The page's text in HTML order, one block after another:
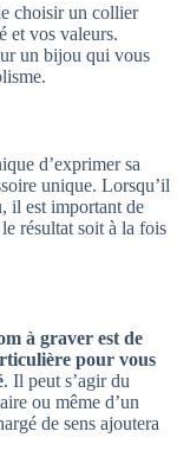
choisir un collier
et vos valeurs.
un bijou qui vous
d’exprimer sa
unique. Lorsqu’il
il est important de
résultat soit à la fois
à graver est de
pour vous
. Il peut s’agir du
ou même d’un
de sens ajoutera